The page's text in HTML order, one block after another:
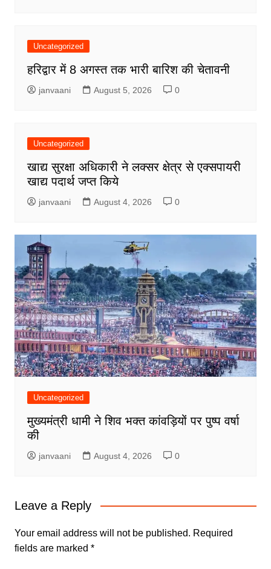
Uncategorized
हरिद्वार में 8 अगस्त तक भारी बारिश की चेतावनी
janvaani August 5, 2026 0
Uncategorized
खाद्य सुरक्षा अधिकारी ने लक्सर क्षेत्र से एक्सपायरी
खाद्य पदार्थ जप्त किये
janvaani August 4, 2026 0
Uncategorized
मुख्यमंत्री धामी ने शिव भक्त कांवड़ियों पर पुष्प वर्षा
की
janvaani August 4, 2026 0
Leave a Reply
Your email address will not be published. Required
fields are marked *